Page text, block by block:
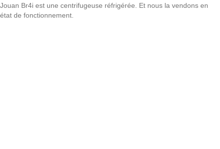
Jouan Br4i est une centrifugeuse réfrigérée. Et nous la vendons en
état de fonctionnement.